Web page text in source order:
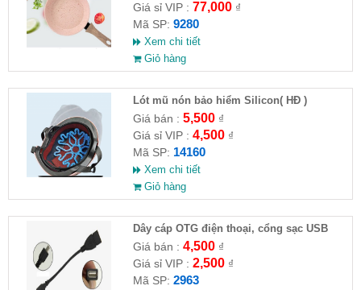
Giá sỉ VIP : 77,000₫
Mã SP: 9280
Xem chi tiết
Giỏ hàng
Lót mũ nón bảo hiểm Silicon( HĐ )
Giá bán : 5,500₫
Giá sỉ VIP : 4,500₫
Mã SP: 14160
Xem chi tiết
Giỏ hàng
Dây cáp OTG điện thoại, cổng sạc USB
Giá bán : 4,500₫
Giá sỉ VIP : 2,500₫
Mã SP: 2963